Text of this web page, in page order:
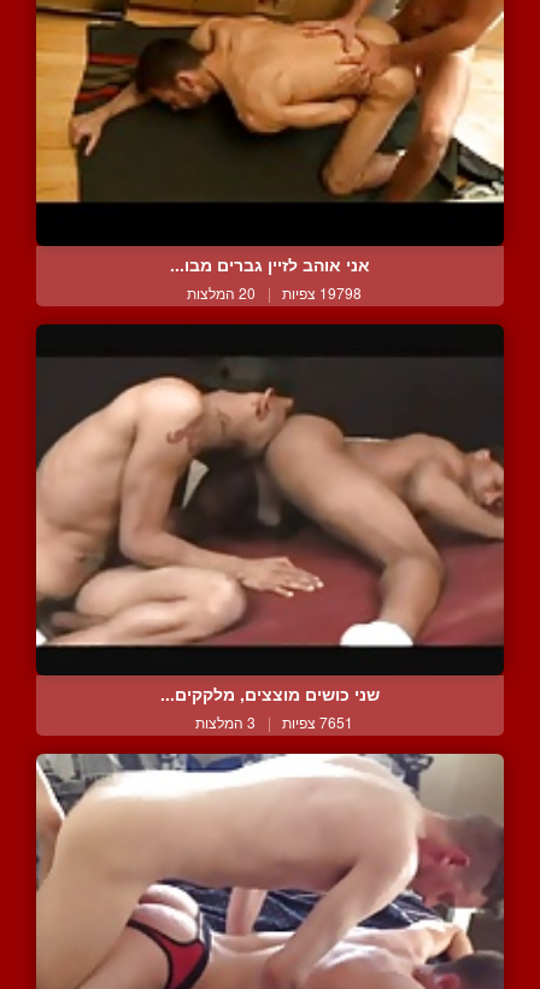
אני אוהב לזיין גברים מבו...
19798 צפיות | 20 המלצות
שני כושים מוצצים, מלקקים...
7651 צפיות | 3 המלצות